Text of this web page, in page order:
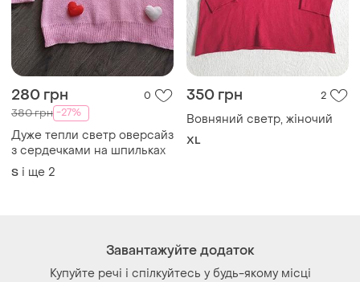
280 грн 0
380 грн -27%
Дуже тепли светр оверсайз
з сердечками на шпильках
S і ще 2
350 грн 2
Вовняний светр, жіночий
XL
Завантажуйте додаток
Купуйте речі і спілкуйтесь у будь-якому місці